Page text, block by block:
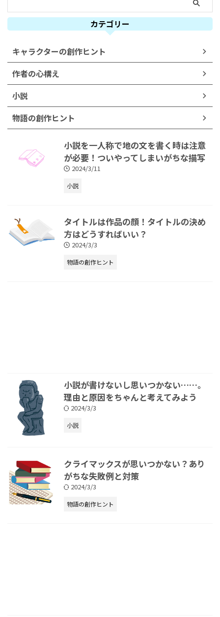
カテゴリー
キャラクターの創作ヒント
作者の心構え
小説
物語の創作ヒント
小説を一人称で地の文を書く時は注意
が必要！ついやってしまいがちな描写
2024/3/11
小説
タイトルは作品の顔！タイトルの決め
方はどうすればいい？
2024/3/3
物語の創作ヒント
小説が書けないし思いつかない……。
理由と原因をちゃんと考えてみよう
2024/3/3
小説
クライマックスが思いつかない？あり
がちな失敗例と対策
2024/3/3
物語の創作ヒント